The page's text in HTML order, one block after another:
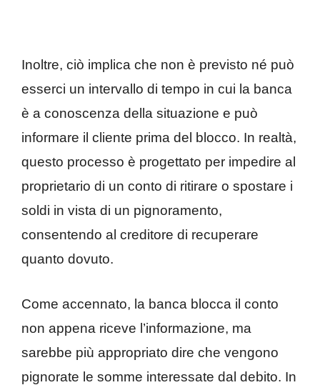
Inoltre, ciò implica che non è previsto né può
esserci un intervallo di tempo in cui la banca
è a conoscenza della situazione e può
informare il cliente prima del blocco. In realtà,
questo processo è progettato per impedire al
proprietario di un conto di ritirare o spostare i
soldi in vista di un pignoramento,
consentendo al creditore di recuperare
quanto dovuto.
Come accennato, la banca blocca il conto
non appena riceve l’informazione, ma
sarebbe più appropriato dire che vengono
pignorate le somme interessate dal debito. In